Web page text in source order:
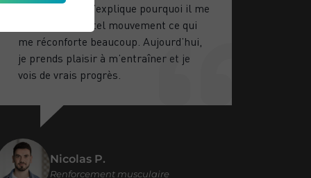
disponible et m’explique pourquoi il me
fait faire tel ou tel mouvement ce qui
me réconforte beaucoup. Aujourd’hui,
je prends plaisir à m’entraîner et je
vois de vrais progrès.
Nicolas P.
Renforcement musculaire